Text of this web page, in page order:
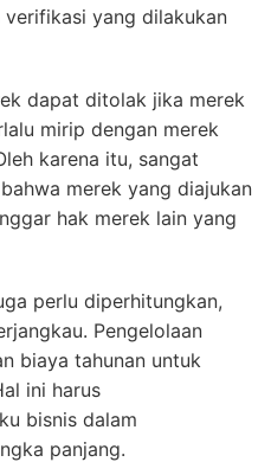
yang dilakukan
dapat ditolak jika merek
mirip dengan merek
karena itu, sangat
merek yang diajukan
hak merek lain yang
perlu diperhitungkan,
Pengelolaan
biaya tahunan untuk
ini harus
bisnis dalam
panjang.